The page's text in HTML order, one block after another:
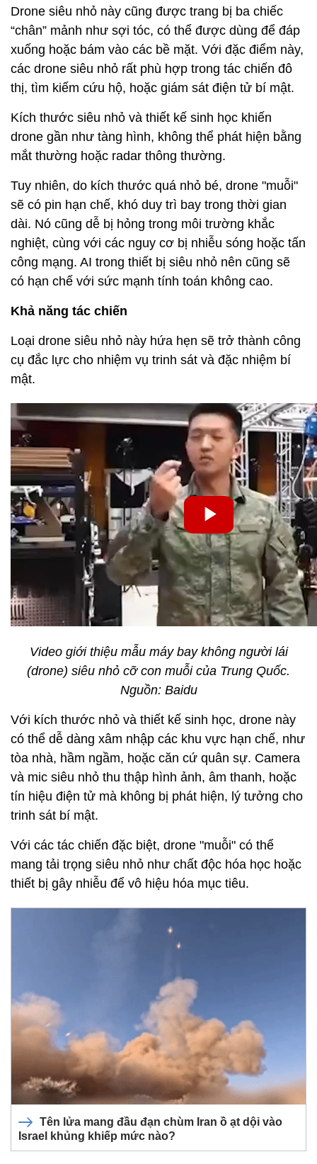
Drone siêu nhỏ này cũng được trang bị ba chiếc
“chân” mảnh như sợi tóc, có thể được dùng để đáp
xuống hoặc bám vào các bề mặt. Với đặc điểm này,
các drone siêu nhỏ rất phù hợp trong tác chiến đô
thị, tìm kiếm cứu hộ, hoặc giám sát điện tử bí mật.
Kích thước siêu nhỏ và thiết kế sinh học khiến
drone gần như tàng hình, không thể phát hiện bằng
mắt thường hoặc radar thông thường.
Tuy nhiên, do kích thước quá nhỏ bé, drone "muỗi"
sẽ có pin hạn chế, khó duy trì bay trong thời gian
dài. Nó cũng dễ bị hỏng trong môi trường khắc
nghiệt, cùng với các nguy cơ bị nhiễu sóng hoặc tấn
công mạng. AI trong thiết bị siêu nhỏ nên cũng sẽ
có hạn chế với sức mạnh tính toán không cao.
Khả năng tác chiến
Loại drone siêu nhỏ này hứa hẹn sẽ trở thành công
cụ đắc lực cho nhiệm vụ trinh sát và đặc nhiệm bí
mật.
Video giới thiệu mẫu máy bay không người lái
(drone) siêu nhỏ cỡ con muỗi của Trung Quốc.
Nguồn: Baidu
Với kích thước nhỏ và thiết kế sinh học, drone này
có thể dễ dàng xâm nhập các khu vực hạn chế, như
tòa nhà, hầm ngầm, hoặc căn cứ quân sự. Camera
và mic siêu nhỏ thu thập hình ảnh, âm thanh, hoặc
tín hiệu điện tử mà không bị phát hiện, lý tưởng cho
trinh sát bí mật.
Với các tác chiến đặc biệt, drone "muỗi" có thể
mang tải trọng siêu nhỏ như chất độc hóa học hoặc
thiết bị gây nhiễu để vô hiệu hóa mục tiêu.
Tên lửa mang đầu đạn chùm Iran ồ ạt dội vào
Israel khủng khiếp mức nào?